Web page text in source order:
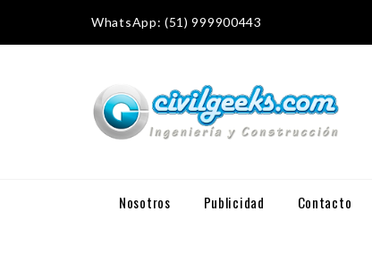
WhatsApp: (51) 999900443
Nosotros Publicidad Contacto